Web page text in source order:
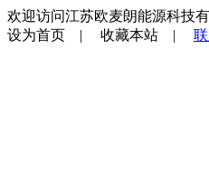
欢迎访问江苏欧麦朗能源科技有
设为首页 | 收藏本站 |